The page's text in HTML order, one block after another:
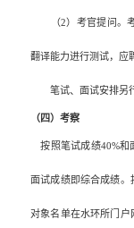
（2）考官提问。
翻译能力进行测试，应
笔试、面试安排另
（四）考察
按照笔试成绩40%和
面试成绩即综合成绩。
对象名单在水环所门户